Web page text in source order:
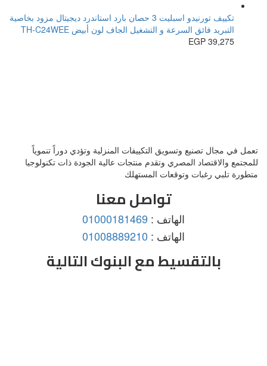
تكييف تورنيدو اسبليت 3 حصان بارد استاندرد ديجيتال مزود بخاصية
التبريد فائق السرعة و التشغيل الجاف لون أبيض TH-C24WEE
EGP 39,275
تعمل في مجال تصنيع وتسويق التكييفات المنزلية وتؤدي دوراً تنموياً
للمجتمع والاقتصاد المصري وتقدم منتجات عالية الجودة ذات تكنولوجيا
متطورة تلبي رغبات وتوقعات المستهلك
تواصل معنا
الهاتف : 01000181469
الهاتف : 01008889210
بالتقسيط مع البنوك التالية